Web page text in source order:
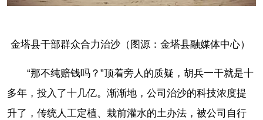
金塔县干部群众合力治沙（图源：金塔县融媒体中心）
“那不纯赔钱吗？”顶着旁人的质疑，胡兵一干就是十
多年，投入了十几亿。渐渐地，公司治沙的科技浓度提
升了，传统人工定植、栽前灌水的土办法，被公司自行